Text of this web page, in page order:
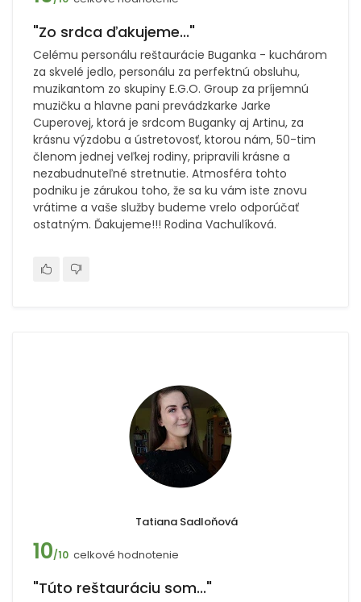
"Zo srdca ďakujeme..."
Celému personálu reštaurácie Buganka - kuchárom
za skvelé jedlo, personálu za perfektnú obsluhu,
muzikantom zo skupiny E.G.O. Group za príjemnú
muzičku a hlavne pani prevádzkarke Jarke
Cuperovej, ktorá je srdcom Buganky aj Artinu, za
krásnu výzdobu a ústretovosť, ktorou nám, 50-tim
členom jednej veľkej rodiny, pripravili krásne a
nezabudnuteľné stretnutie. Atmosféra tohto
podniku je zárukou toho, že sa ku vám iste znovu
vrátime a vaše služby budeme vrelo odporúčať
ostatným. Ďakujeme!!! Rodina Vachulíková.
Tatiana Sadloňová
10/10 celkové hodnotenie
"Túto reštauráciu som..."